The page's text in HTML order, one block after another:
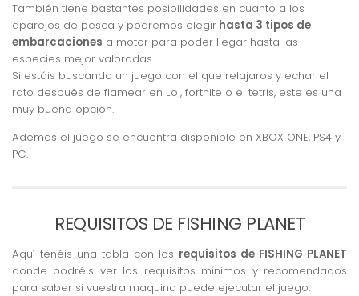
También tiene bastantes posibilidades en cuanto a los
aparejos de pesca y podremos elegir hasta 3 tipos de
embarcaciones a motor para poder llegar hasta las
especies mejor valoradas.
Si estáis buscando un juego con el que relajaros y echar el
rato después de flamear en Lol, fortnite o el tetris, este es una
muy buena opción.
Ademas el juego se encuentra disponible en XBOX ONE, PS4 y
PC.
REQUISITOS DE FISHING PLANET
Aquí tenéis una tabla con los requisitos de FISHING PLANET
donde podréis ver los requisitos mínimos y recomendados
para saber si vuestra maquina puede ejecutar el juego.